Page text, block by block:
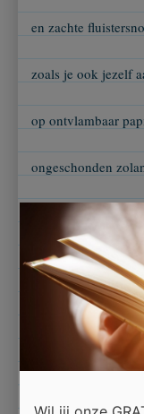
en zachte
zoals je ook jezelf
op ontvlambaar
ongeschonden
uitsluitend tussen
Vergeet dus maar
weg met metrum